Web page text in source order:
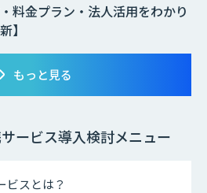
料金プラン・法人活用をわかり
】
もっと見る
ービス導入検討メニュー
ビスとは？